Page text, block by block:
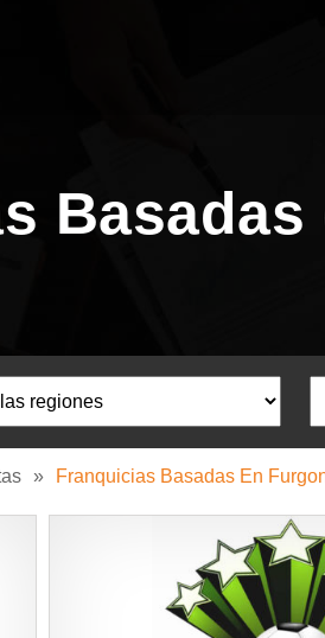
» Franquicias Basadas En